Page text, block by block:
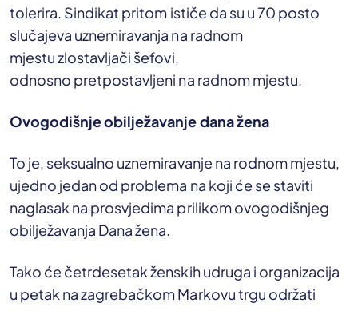
tolerira. Sindikat pritom ističe da su u 70 posto
slučajeva uznemiravanja na radnom
mjestu zlostavljači šefovi,
odnosno pretpostavljeni na radnom mjestu.
Ovogodišnje obilježavanje dana žena
To je, seksualno uznemiravanje na rodnom mjestu,
ujedno jedan od problema na koji će se staviti
naglasak na prosvjedima prilikom ovogodišnjeg
obilježavanja Dana žena.
Tako će četrdesetak ženskih udruga i organizacija
u petak na zagrebačkom Markovu trgu održati